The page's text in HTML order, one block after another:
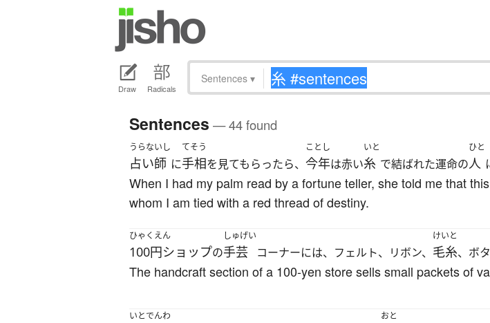
Draw Radicals
Sentences ▾
Sentences — 44 found
うらないし
占い師 に
てそう
手相を見てもらったら、
ことし
今年は赤い
いと
糸 で結ばれた運命の
ひと
人
When I had my palm read by a fortune teller, she told me that
whom I am tied with a red thread of destiny.
ひゃくえん
100円ショップの
しゅげい
手芸 コーナーには、フェルト、リボン、
けいと
毛糸、ボ
The handcraft section of a 100-yen store sells small packets of
いとでんわ
おと